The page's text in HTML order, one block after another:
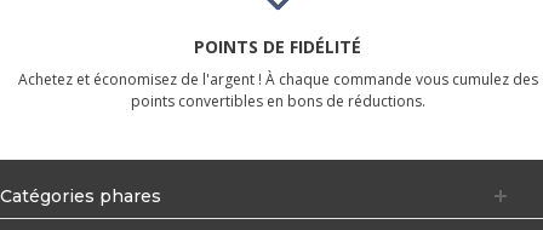
POINTS DE FIDÉLITÉ
Achetez et économisez de l'argent ! À chaque commande vous cumulez des
points convertibles en bons de réductions.
Catégories phares